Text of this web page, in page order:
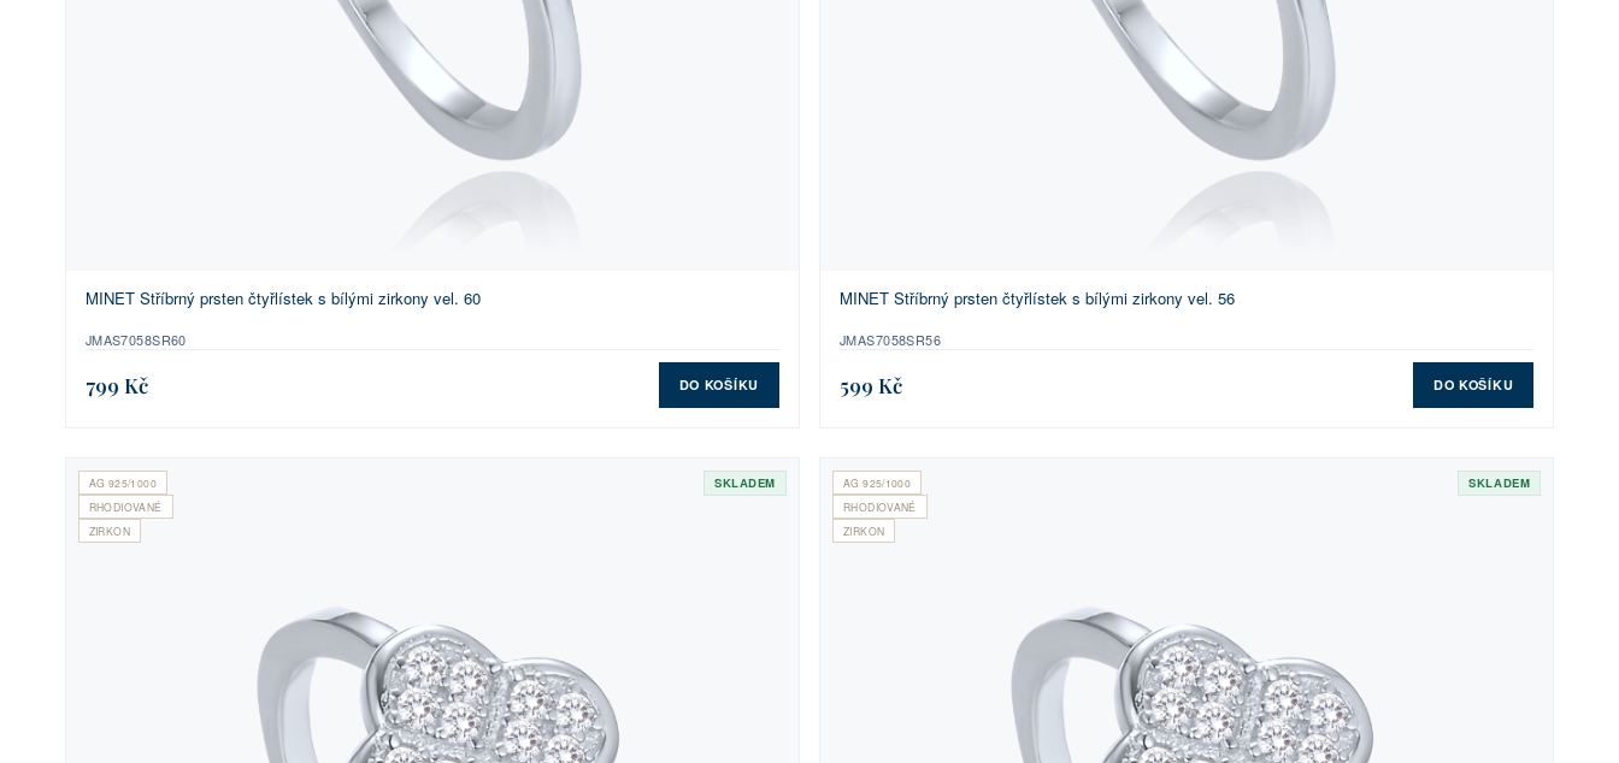
MINET Stříbrný prsten čtyřlístek s bílými zirkony vel. 60
JMAS7058SR60
799 Kč DO KOŠÍKU
MINET Stříbrný prsten čtyřlístek s bílými zirkony vel. 56
JMAS7058SR56
599 Kč DO KOŠÍKU
AG 925/1000
RHODIOVANÉ
ZIRKON
SKLADEM
AG 925/1000
RHODIOVANÉ
ZIRKON
SKLADEM